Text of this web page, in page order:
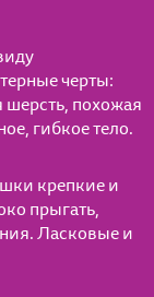
черты:
похожая
гибкое тело.
крепкие и
прыгать,
Ласковые и